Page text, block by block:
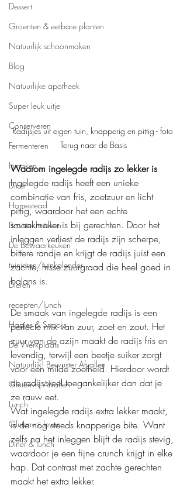
Dessert
Groenten & eetbare planten
Natuurlijk schoonmaken
Blog
Natuurlijke apotheek
Super leuk uitje
Conserveren
Fermenteren
Inmaken
Diner
Homestead
Basistechnieken
De Bewaarkeuken
tuinieren/tuinkalender
Dieren
recepten/lunch
Hapjes & Snacks
De Werkplaats
Natuurlijk! Bewuster Afvallen
Glutenvrij Afvallen
Lunch
Glutenvrij leven
Diner & lunch
Radijsjes uit eigen tuin, knapperig en pittig - foto
Terug naar de Basis
Waarom ingelegde radijs zo lekker is
Ingelegde radijs heeft een unieke
combinatie van fris, zoetzuur en licht
pittig, waardoor het een echte
smaakmaker is bij gerechten. Door het
inleggen verliest de radijs zijn scherpe,
bittere randje en krijgt de radijs juist een
zachte, frisse zuurgraad die heel goed in
balans is.
De smaak van ingelegde radijs is een
perfecte mix van zuur, zoet en zout. Het
zuur van de azijn maakt de radijs fris en
levendig, terwijl een beetje suiker zorgt
voor een milde zoetheid. Hierdoor wordt
de radijs veel toegankelijker dan dat je
ze rauw eet.
Wat ingelegde radijs extra lekker maakt,
is de nog steeds knapperige bite. Want
zelfs na het inleggen blijft de radijs stevig,
waardoor je een fijne crunch krijgt in elke
hap. Dat contrast met zachte gerechten
maakt het extra lekker.